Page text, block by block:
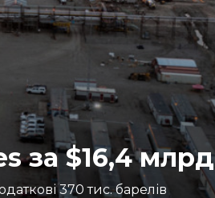
за $16,4 млрд
370 тис. барелів